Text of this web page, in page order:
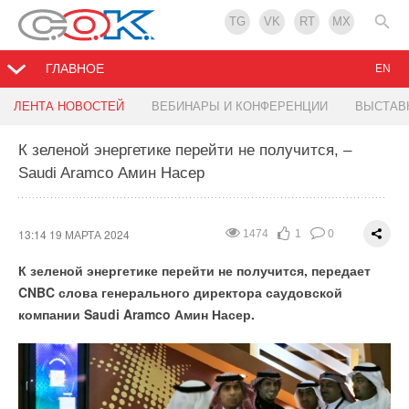
TG VK RT MX
ГЛАВНОЕ
ЛЕНТА НОВОСТЕЙ ВЕБИНАРЫ И КОНФЕРЕНЦИИ
EN
К зеленой энергетике перейти не получится, –
Saudi Aramco Амин Насер
1474 1 0
13:14 19 МАРТА 2024
К зеленой энергетике перейти не получится, передает
CNBC слова генерального директора саудовской
компании Saudi Aramco Амин Насер.
Группа ПОЛИПЛАСТИК перешла в
13:13 19 МАРТА 2024
Системный оператор уже использует
12:04 19 МАРТА 2024
процентной точности прогнозирования выработки ВИЭ.
RWE начинает строительство своих первых
12:02 19 МАРТА 2024
Кабмин РФ утвердил стратегическое
12:18 18 МАРТА 2024